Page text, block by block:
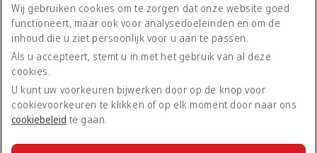
Toegankelijkheidsverklaring
Neem contact met ons op
Privacybeleid
Algemene voorwaarden
Cookiebeleid
Wij gebruiken cookies om te zorgen dat onze website goed
functioneert, maar ook voor analysedoeleinden en om de
inhoud die u ziet persoonlijk voor u aan te passen.
Als u accepteert, stemt u in met het gebruik van al deze
cookies.
U kunt uw voorkeuren bijwerken door op de knop voor
cookievoorkeuren te klikken of op elk moment door naar ons
cookiebeleid te gaan.